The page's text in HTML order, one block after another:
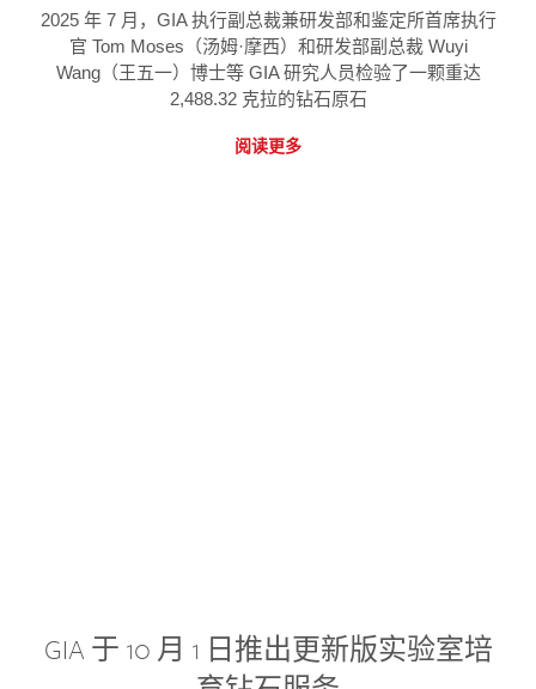
2025 年 7 月，GIA 执行副总裁兼研发部和鉴定所首席执行
官 Tom Moses（汤姆·摩西）和研发部副总裁 Wuyi
Wang（王五一）博士等 GIA 研究人员检验了一颗重达
2,488.32 克拉的钻石原石
阅读更多
GIA 于 10 月 1 日推出更新版实验室培